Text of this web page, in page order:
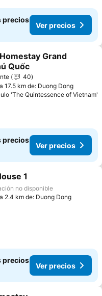
precios
Ver precios
a favoritos
Grand
Quốc
40
17.5 km de: Duong Dong
'The Quintessence of Vietnam'
precios
Ver precios
a favoritos
1
no disponible
2.4 km de: Duong Dong
precios
Ver precios